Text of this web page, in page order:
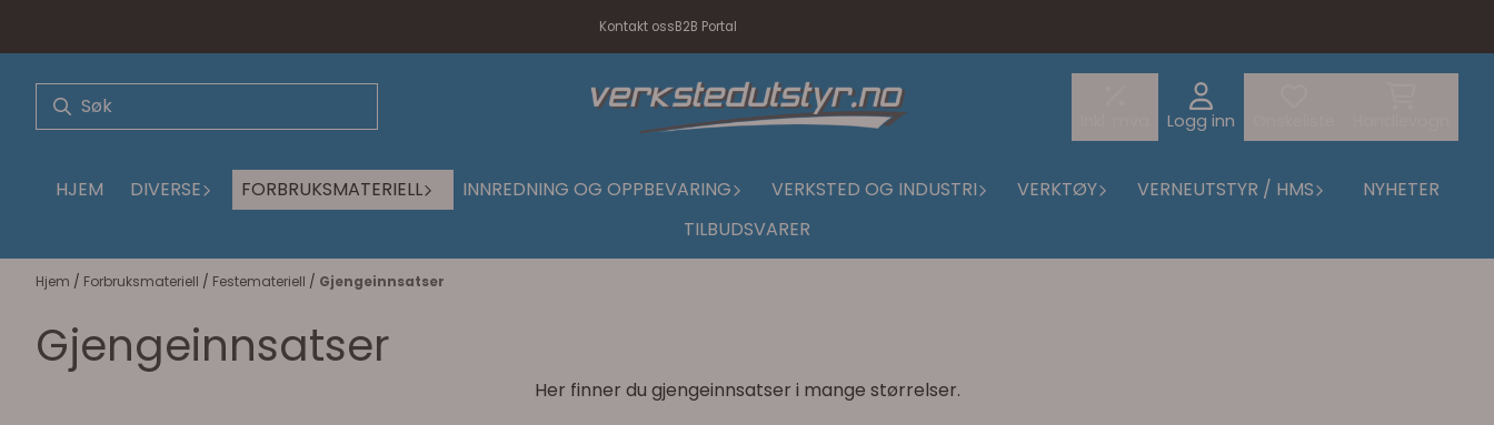
Kontakt ossB2B Portal
Logg inn
HJEM DIVERSE FORBRUKSMATERIELL INNREDNING OG OPPBEVARING VERKSTED OG INDUSTRI VERKTØY VERNEUTSTYR / HMS
NYHETER
TILBUDSVARER
Hjem / Forbruksmateriell / Festemateriell / Gjengeinnsatser
Gjengeinnsatser
Her finner du gjengeinnsatser i mange størrelser.